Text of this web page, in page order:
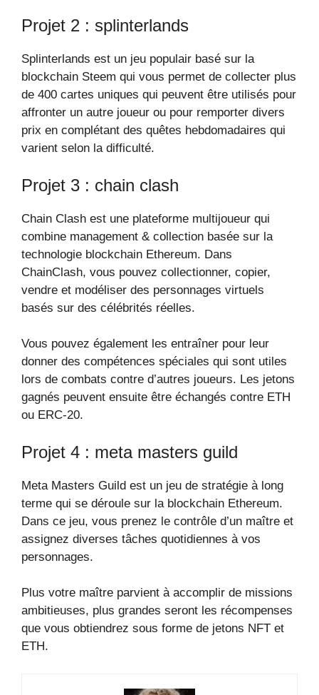
Projet 2 : splinterlands
Splinterlands est un jeu populair basé sur la
blockchain Steem qui vous permet de collecter plus
de 400 cartes uniques qui peuvent être utilisés pour
affronter un autre joueur ou pour remporter divers
prix en complétant des quêtes hebdomadaires qui
varient selon la difficulté.
Projet 3 : chain clash
Chain Clash est une plateforme multijoueur qui
combine management & collection basée sur la
technologie blockchain Ethereum. Dans
ChainClash, vous pouvez collectionner, copier,
vendre et modéliser des personnages virtuels
basés sur des célébrités réelles.
Vous pouvez également les entraîner pour leur
donner des compétences spéciales qui sont utiles
lors de combats contre d’autres joueurs. Les jetons
gagnés peuvent ensuite être échangés contre ETH
ou ERC-20.
Projet 4 : meta masters guild
Meta Masters Guild est un jeu de stratégie à long
terme qui se déroule sur la blockchain Ethereum.
Dans ce jeu, vous prenez le contrôle d’un maître et
assignez diverses tâches quotidiennes à vos
personnages.
Plus votre maître parvient à accomplir de missions
ambitieuses, plus grandes seront les récompenses
que vous obtiendrez sous forme de jetons NFT et
ETH.